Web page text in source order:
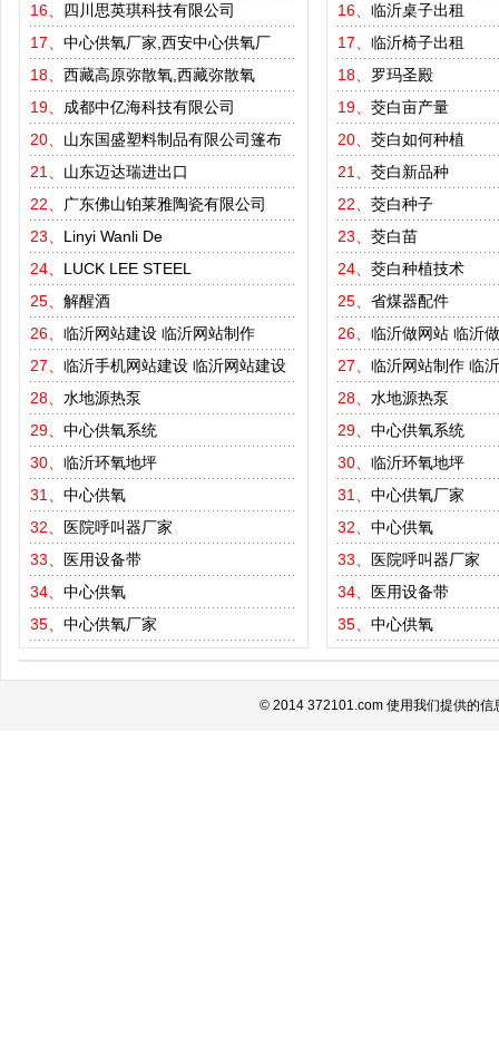
16、 四川思英琪科技有限公司
17、 中心供氧厂家,西安中心供氧厂
18、 西藏高原弥散氧,西藏弥散氧
19、 成都中亿海科技有限公司
20、 山东国盛塑料制品有限公司篷布
21、 山东迈达瑞进出口
22、
广东佛山铂莱雅陶瓷有限公司
23、 Linyi Wanli De
24、 LUCK LEE STEEL
25、 解醒酒
26、 临沂网站建设 临沂网站制作
27、 临沂手机网站建设 临沂网站建设
28、 水地源热泵
29、 中心供氧系统
30、 临沂环氧地坪
31、 中心供氧
32、
医院呼叫器厂家
33、
医用设备带
34、 中心供氧
35、 中心供氧厂家
16、 临沂桌子出租
17、 临沂椅子出租
18、 罗玛圣殿
19、 茭白亩产量
20、 茭白如何种植
21、 茭白新品种
22、 茭白种子
23、 茭白苗
24、 茭白种植技术
25、 省煤器配件
26、 临沂做网站 临沂
27、 临沂网站制作 临
28、 水地源热泵
29、 中心供氧系统
30、 临沂环氧地坪
31、 中心供氧厂家
32、 中心供氧
33、
医院呼叫器厂家
34、
医用设备带
35、 中心供氧
© 2014 372101.com 使用我们提供的信